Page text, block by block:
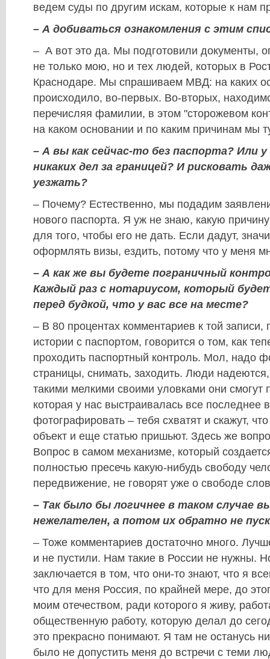
ведем суды по другим искам, которые к нам
– А добиваться ознакомления с этим
– А вот это да. Мы подготовили документы,
не только мою, но и тех людей, которых в
Краснодаре. Мы спрашиваем МВД: на каких
происходило, во-первых. Во-вторых,
перечисляя фамилии, в этом "сторожевом
на каком основании и по каким причинам мы
– А вы как сейчас-то без паспорта? Или
никаких дел за границей? И рисковать
уезжать?
– Почему? Естественно, мы подадим
нового паспорта. Я уж не знаю, какую причину
для того, чтобы его не дать. Если дадут,
оформлять визы, ездить, потому что у меня
– А как же вы будете пограничный
Каждый раз с нотариусом, который
перед будкой, что у вас все на месте?
– В 80 процентах комментариев к той записи,
истории с паспортом, говорится о том, как
проходить паспортный контроль. Мол, надо
страницы, снимать, заходить. Люди надеются,
такими мелкими своими уловками они смогут
которая у нас выстраивалась все последнее
фотографировать – тебя схватят и скажут,
объект и еще статью пришьют. Здесь же
Вопрос в самом механизме, который
полностью пресечь какую-нибудь свободу
передвижение, не говорят уже о свободе
– Так было бы логичнее в таком случае
нежелателен, а потом их обратно не
– Тоже комментариев достаточно много.
и не пустили. Нам такие в России не нужны.
заключается в том, что они-то знают, что я
что для меня Россия, по крайней мере, до
моим отечеством, ради которого я живу,
общественную работу, которую делал до
это прекрасно понимают. Я там не останусь
было не допустить меня до встречи с теми